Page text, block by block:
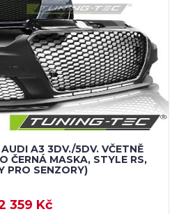
A3 3DV./5DV. VČETNĚ
ČERNÁ MASKA, STYLE RS,
PRO SENZORY)
359 Kč